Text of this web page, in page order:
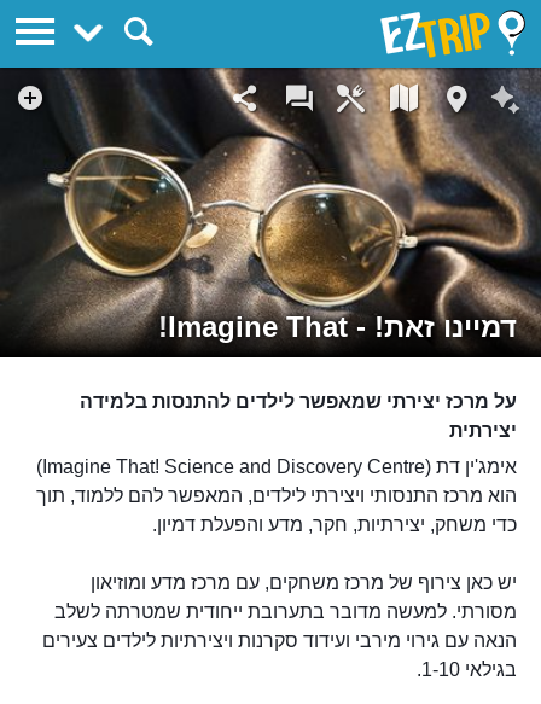
דמיינו זאת! - Imagine That!
על מרכז יצירתי שמאפשר לילדים להתנסות בלמידה
יצירתית
אימג'ין דת (Imagine That! Science and Discovery Centre)
הוא מרכז התנסותי ויצירתי לילדים, המאפשר להם ללמוד, תוך
כדי משחק, יצירתיות, חקר, מדע והפעלת דמיון.
יש כאן צירוף של מרכז משחקים, עם מרכז מדע ומוזיאון
מסורתי. למעשה מדובר בתערובת ייחודית שמטרתה לשלב
הנאה עם גירוי מירבי ועידוד סקרנות ויצירתיות לילדים צעירים
בגילאי 1-10.
EZTrip